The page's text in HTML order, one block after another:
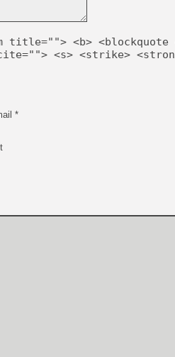
[Mo5] Deux inédits du
[GK] Le beat'em up The
[GK] Endless Legend 2 :
[LS] [PS5] Premiers
<b> <blockquote
<s> <strike>
*